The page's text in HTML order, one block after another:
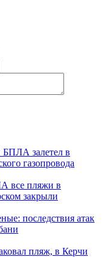
залетел в
газопровода
все пляжи в
закрыли
последствия атак
пляж, в Керчи